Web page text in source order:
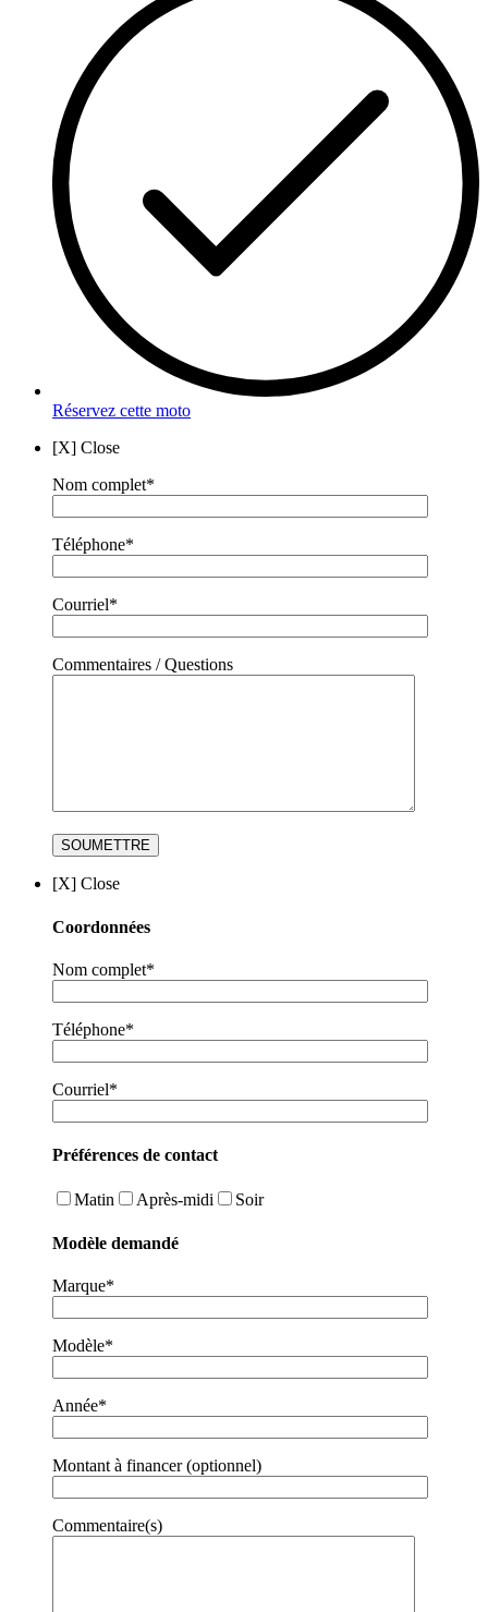
Réservez cette moto
[X] Close
Nom complet*
Téléphone*
Courriel*
Commentaires / Questions
[X] Close
Coordonnées
Nom complet*
Téléphone*
Courriel*
Préférences de contact
Matin Après-midi Soir
Modèle demandé
Marque*
Modèle*
Année*
Montant à financer (optionnel)
Commentaire(s)